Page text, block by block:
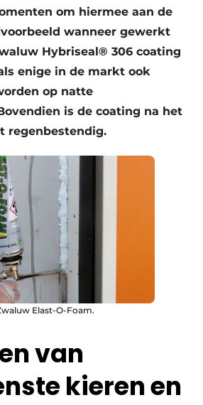
om hiermee aan de
wanneer gewerkt
Hybriseal® 306 coating
enige in de markt ook
op natte
is de coating na het
regenbestendig.
Elast-O-Foam.
van
kieren en